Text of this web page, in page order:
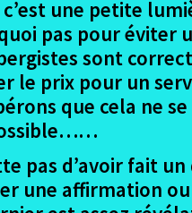
une petite
pas pour éviter
sont
le prix pour un
que cela ne
pas d’avoir fait
une affirmation